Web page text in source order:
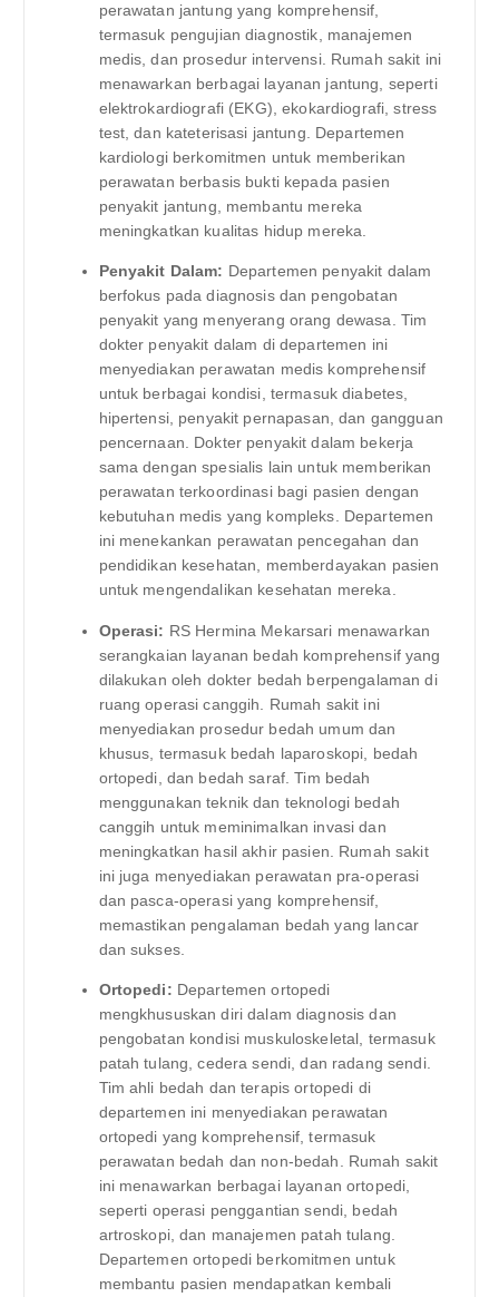
perawatan jantung yang komprehensif,
termasuk pengujian diagnostik, manajemen
medis, dan prosedur intervensi. Rumah sakit ini
menawarkan berbagai layanan jantung, seperti
elektrokardiografi (EKG), ekokardiografi, stress
test, dan kateterisasi jantung. Departemen
kardiologi berkomitmen untuk memberikan
perawatan berbasis bukti kepada pasien
penyakit jantung, membantu mereka
meningkatkan kualitas hidup mereka.
Penyakit Dalam: Departemen penyakit dalam
berfokus pada diagnosis dan pengobatan
penyakit yang menyerang orang dewasa. Tim
dokter penyakit dalam di departemen ini
menyediakan perawatan medis komprehensif
untuk berbagai kondisi, termasuk diabetes,
hipertensi, penyakit pernapasan, dan gangguan
pencernaan. Dokter penyakit dalam bekerja
sama dengan spesialis lain untuk memberikan
perawatan terkoordinasi bagi pasien dengan
kebutuhan medis yang kompleks. Departemen
ini menekankan perawatan pencegahan dan
pendidikan kesehatan, memberdayakan pasien
untuk mengendalikan kesehatan mereka.
Operasi: RS Hermina Mekarsari menawarkan
serangkaian layanan bedah komprehensif yang
dilakukan oleh dokter bedah berpengalaman di
ruang operasi canggih. Rumah sakit ini
menyediakan prosedur bedah umum dan
khusus, termasuk bedah laparoskopi, bedah
ortopedi, dan bedah saraf. Tim bedah
menggunakan teknik dan teknologi bedah
canggih untuk meminimalkan invasi dan
meningkatkan hasil akhir pasien. Rumah sakit
ini juga menyediakan perawatan pra-operasi
dan pasca-operasi yang komprehensif,
memastikan pengalaman bedah yang lancar
dan sukses.
Ortopedi: Departemen ortopedi
mengkhususkan diri dalam diagnosis dan
pengobatan kondisi muskuloskeletal, termasuk
patah tulang, cedera sendi, dan radang sendi.
Tim ahli bedah dan terapis ortopedi di
departemen ini menyediakan perawatan
ortopedi yang komprehensif, termasuk
perawatan bedah dan non-bedah. Rumah sakit
ini menawarkan berbagai layanan ortopedi,
seperti operasi penggantian sendi, bedah
artroskopi, dan manajemen patah tulang.
Departemen ortopedi berkomitmen untuk
membantu pasien mendapatkan kembali